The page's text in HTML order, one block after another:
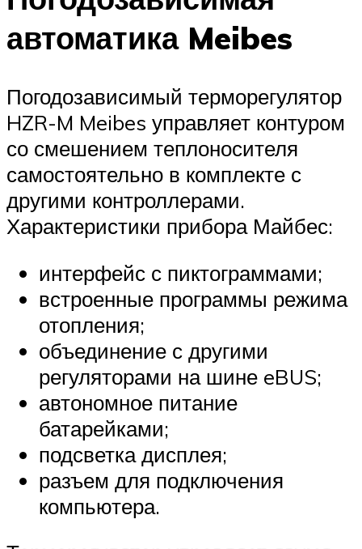
автоматика Meibes
Погодозависимый терморегулятор
HZR-M Meibes управляет контуром
со смешением теплоносителя
самостоятельно в комплекте с
другими контроллерами.
Характеристики прибора Майбес:
интерфейс с пиктограммами;
встроенные программы режима
отопления;
объединение с другими
регуляторами на шине eBUS;
автономное питание
батарейками;
подсветка дисплея;
разъем для подключения
компьютера.